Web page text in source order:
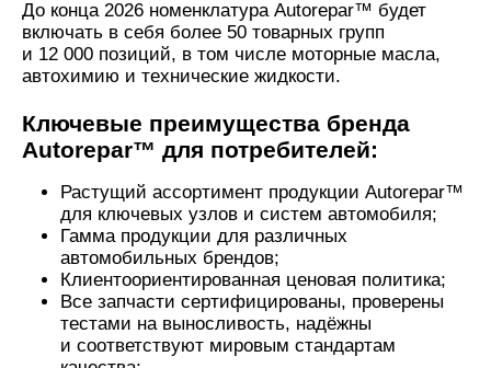
До конца 2026 номенклатура Autorepar™ будет
включать в себя более 50 товарных групп
и 12 000 позиций, в том числе моторные масла,
автохимию и технические жидкости.
Ключевые преимущества бренда
Autorepar™ для потребителей:
Растущий ассортимент продукции Autorepar™
для ключевых узлов и систем автомобиля;
Гамма продукции для различных
автомобильных брендов;
Клиентоориентированная ценовая политика;
Все запчасти сертифицированы, проверены
тестами на выносливость, надёжны
и соответствуют мировым стандартам